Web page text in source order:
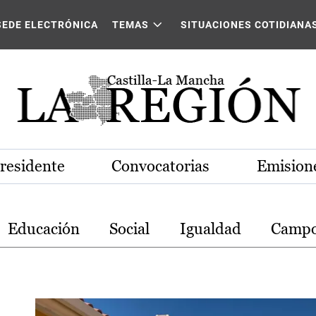
La Mancha
ELECTRÓNICA TEMAS SITUACIONES
Convocatorias
Educación Social Igualdad